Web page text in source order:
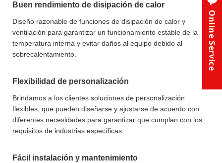
Buen rendimiento de disipación de calor
Diseño razonable de funciones de disipación de calor y
ventilación para garantizar un funcionamiento estable de la
temperatura interna y evitar daños al equipo debido al
sobrecalentamiento.
Flexibilidad de personalización
Brindamos a los clientes soluciones de personalización
flexibles, que pueden diseñarse y ajustarse de acuerdo con
diferentes necesidades para garantizar que cumplan con los
requisitos de industrias específicas.
Fácil instalación y mantenimiento
Online Service